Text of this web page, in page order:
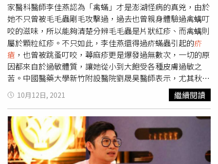
家醫科醫師李佳燕認為「禽蟎」才是澎湖怪病的真兇，由於
她不只曾被毛毛蟲剛毛攻擊過，過去也曾親身體驗過禽螨叮
咬的滋味，所以能夠清楚分辨毛毛蟲是片狀紅疹、而禽螨則
屬於顆粒紅疹。不只如此，李佳燕還得過疥蟎蟲引起的疥
瘡 ，也曾被跳蚤叮咬，蕁麻疹更是爆發過無數次，一切的原
因都來自於過敏體質，讓她從小到大飽受各種皮膚過敏之
苦。中國醫藥大學新竹附設醫院劉晟昊醫師表示，尤其秋天
換季更是過敏的好發時節，患者一下子就暴增2~3倍，但大
多數是因為皮膚乾癢所導致，根據國外研究，氣溫每下降一
度，肌膚的油脂分泌量便會減少10%，因此皮膚角質層的含
水量也會跟著減少，連帶影響皮膚表面的酸鹼值，讓肌膚菌
叢的生態出現失衡，也就使得皮脂膜的保護力跟著減弱，造
成肌膚乾燥、敏感。皮膚科醫師胡怡萱醫師表示，近期就有
一名20多歲的女性上班族因手臂、小腿乾癢脫屑，甚至因此
10月12日, 2021 繼續閱讀